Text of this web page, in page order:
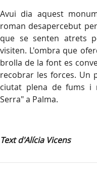
Avui dia aquest
roman desapercebut
que se senten atrets
visiten. L'ombra que
brolla de la font es
recobrar les forces. Un
ciutat plena de fums i
Serra" a Palma.
Text d'Alícia Vicens